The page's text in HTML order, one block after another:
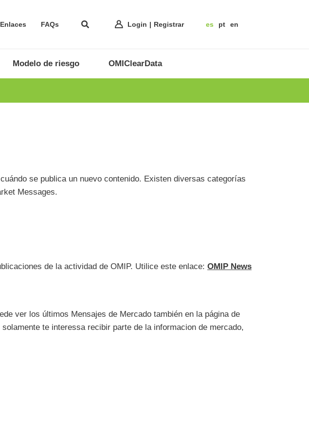
Enlaces FAQs Login Registrar es pt en
Modelo de riesgo OMIClearData
se publica un nuevo contenido. Existen diversas categorías
Messages.
de la actividad de OMIP. Utilice este enlace: OMIP News
ver los últimos Mensajes de Mercado también en la página de
solamente te interessa recibir parte de la informacion de mercado,